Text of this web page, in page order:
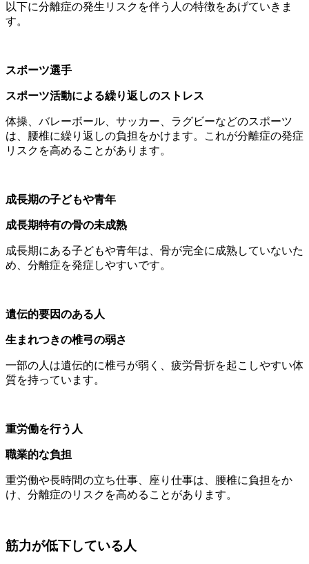
以下に分離症の発生リスクを伴う人の特徴をあげていきま
す。
スポーツ選手
スポーツ活動による繰り返しのストレス
体操、バレーボール、サッカー、ラグビーなどのスポーツ
は、腰椎に繰り返しの負担をかけます。これが分離症の発症
リスクを高めることがあります。
成長期の子どもや青年
成長期特有の骨の未成熟
成長期にある子どもや青年は、骨が完全に成熟していないた
め、分離症を発症しやすいです。
遺伝的要因のある人
生まれつきの椎弓の弱さ
一部の人は遺伝的に椎弓が弱く、疲労骨折を起こしやすい体
質を持っています。
重労働を行う人
職業的な負担
重労働や長時間の立ち仕事、座り仕事は、腰椎に負担をか
け、分離症のリスクを高めることがあります。
筋力が低下している人